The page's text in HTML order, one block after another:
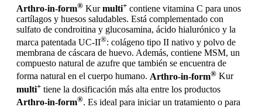
Arthro-in-form® Kurmulti+ contiene vitamina C para unos
cartílagos y huesos saludables. Está complementado con
sulfato de condroitina y glucosamina, ácido hialurónico y la
marca patentada UC-II®: colágeno tipo II nativo y polvo de
membrana de cáscara de huevo. Además, contiene MSM, un
compuesto natural de azufre que también se encuentra de
forma natural en el cuerpo humano. Arthro-in-form® Kur
multi+ tiene la dosificación más alta entre los productos
Arthro-in-form®. Es ideal para iniciar un tratamiento o para